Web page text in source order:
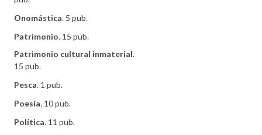
Onomástica. 5 pub.
Patrimonio. 15 pub.
Patrimonio cultural inmaterial.
15 pub.
Pesca. 1 pub.
Poesía. 10 pub.
Política. 11 pub.